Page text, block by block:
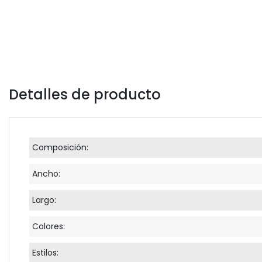
Detalles de producto
Composición:
Ancho:
Largo:
Colores:
Estilos: